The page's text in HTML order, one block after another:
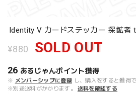
Identity V カードステッカー 探鉱者
¥880 SOLD OUT
26 あるじゃんポイント獲得
※ メンバーシップに登録 し、購入をすると獲得で
※別途送料がかかります。
送料を確認する